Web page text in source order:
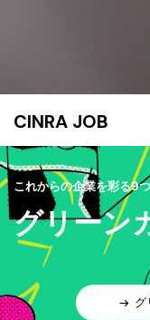
CINRA JOB
これからの企業を彩る9
グリーン
グ